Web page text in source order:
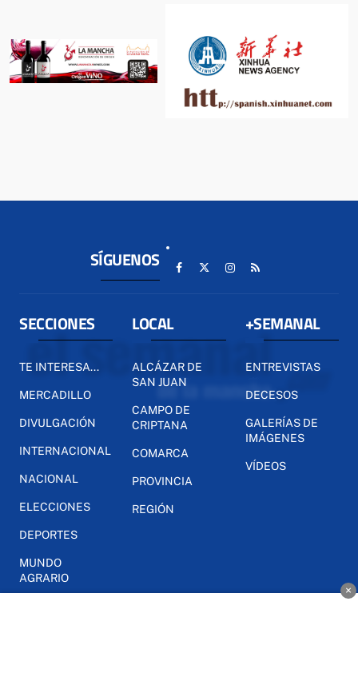
SÍGUENOS
SECCIONES
TE INTERESA...
MERCADILLO
DIVULGACIÓN
INTERNACIONAL
NACIONAL
ELECCIONES
DEPORTES
MUNDO
AGRARIO
LOCAL
ALCÁZAR DE
SAN JUAN
CAMPO DE
CRIPTANA
COMARCA
PROVINCIA
REGIÓN
+SEMANAL
ENTREVISTAS
DECESOS
GALERÍAS DE
IMÁGENES
VÍDEOS
×